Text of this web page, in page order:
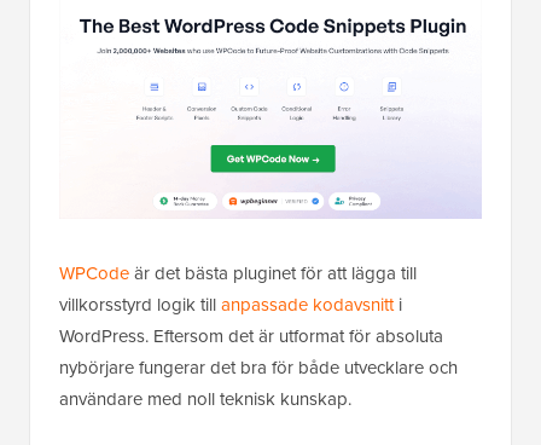
WPCodeär det bästa pluginet för att lägga till
villkorsstyrd logik tillanpassade kodavsnitti
WordPress. Eftersom det är utformat för absoluta
nybörjare fungerar det bra för både utvecklare och
användare med noll teknisk kunskap.